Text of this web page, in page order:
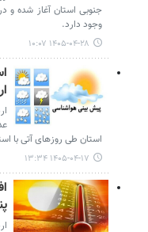
جنوبی استان آغاز شده و
وجود دارد.
۱۴۰۵-۰۴-۲۸ ۱۰:۰۷
استان طی روزهای آتی با
۱۴۰۵-۰۴-۱۷ ۱۳:۳۴